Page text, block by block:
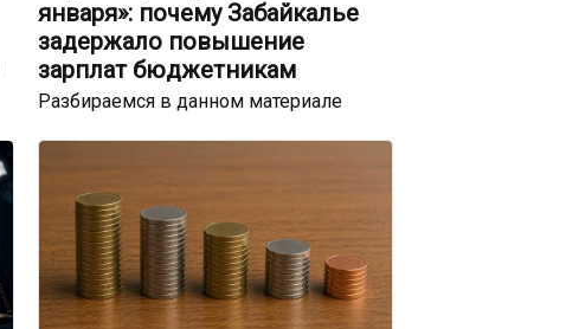
января»: почему Забайкалье
задержало повышение
зарплат бюджетникам
Разбираемся в данном материале